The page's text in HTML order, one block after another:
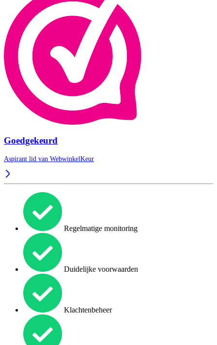
Goedgekeurd
Aspirant lid van WebwinkelKeur
Regelmatige monitoring
Duidelijke voorwaarden
Klachtenbeheer